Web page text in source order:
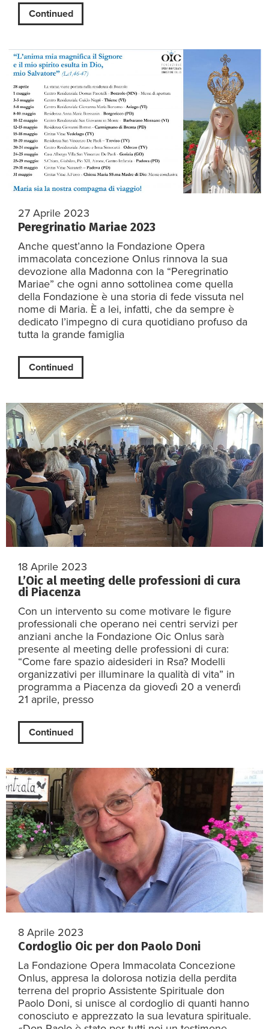
Continued
27 Aprile 2023
Peregrinatio Mariae 2023
Anche quest’anno la Fondazione Opera
immacolata concezione Onlus rinnova la sua
devozione alla Madonna con la “Peregrinatio
Mariae” che ogni anno sottolinea come quella
della Fondazione è una storia di fede vissuta nel
nome di Maria. È a lei, infatti, che da sempre è
dedicato l’impegno di cura quotidiano profuso da
tutta la grande famiglia
Continued
18 Aprile 2023
L’Oic al meeting delle professioni di cura
di Piacenza
Con un intervento su come motivare le figure
professionali che operano nei centri servizi per
anziani anche la Fondazione Oic Onlus sarà
presente al meeting delle professioni di cura:
“Come fare spazio aidesideri in Rsa? Modelli
organizzativi per illuminare la qualità di vita” in
programma a Piacenza da giovedì 20 a venerdì
21 aprile, presso
Continued
8 Aprile 2023
Cordoglio Oic per don Paolo Doni
La Fondazione Opera Immacolata Concezione
Onlus, appresa la dolorosa notizia della perdita
terrena del proprio Assistente Spirituale don
Paolo Doni, si unisce al cordoglio di quanti hanno
conosciuto e apprezzato la sua levatura spirituale.